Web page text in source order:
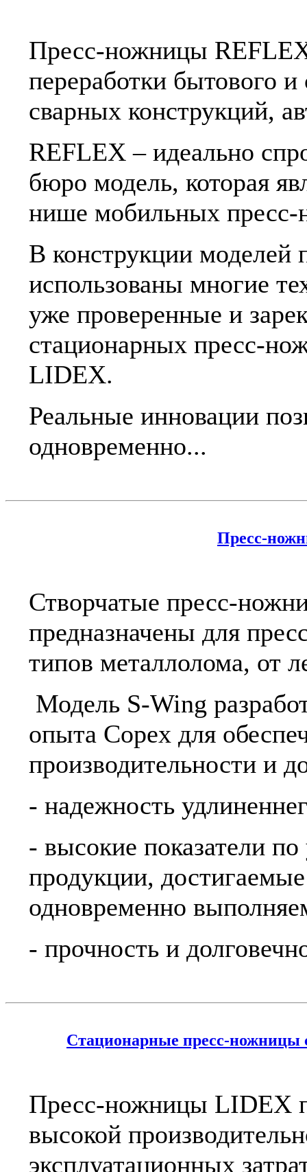
Пресс-ножницы
переработки бытового
сварных конструкций,
REFLEX – идеально
бюро модель, которая
нише мобильных
В конструкции
использованы многие
уже проверенные и
стационарных пресс-
LIDEX.
Реальные инновации
одновременно...
Пресс-
Створчатые пресс-
предназначены для
типов металлолома, от
Модель S-Wing
опыта Copex для
производительности и
- надежность
- высокие показатели
продукции,
одновременно
- прочность и
Стационарные пресс-ножницы
Пресс-ножницы LIDEX
высокой
эксплуатационных